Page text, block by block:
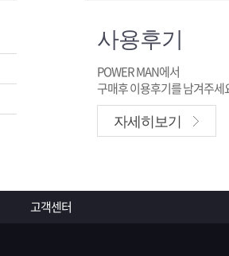
사용후기
POWER MAN에서
구매후 이용후기를 남겨주세
자세히보기
고객센터